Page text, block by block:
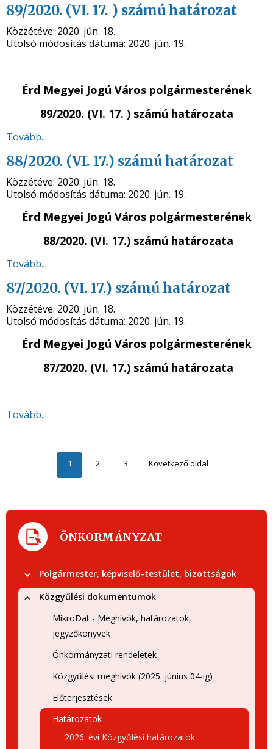
89/2020. (VI. 17. ) számú határozat
Közzétéve: 2020. jún. 18.
Utolsó módosítás dátuma: 2020. jún. 19.
Érd Megyei Jogú Város polgármesterének
89/2020. (VI. 17. ) számú határozata
Tovább...
88/2020. (VI. 17.) számú határozat
Közzétéve: 2020. jún. 18.
Utolsó módosítás dátuma: 2020. jún. 19.
Érd Megyei Jogú Város polgármesterének
88/2020. (VI. 17.) számú határozata
Tovább...
87/2020. (VI. 17.) számú határozat
Közzétéve: 2020. jún. 18.
Utolsó módosítás dátuma: 2020. jún. 19.
Érd Megyei Jogú Város polgármesterének
87/2020. (VI. 17.) számú határozata
Tovább...
1 2 3 Következő oldal
ÖNKORMÁNYZAT
Polgármester, képviselő-testület, bizottságok
Közgyűlési dokumentumok
MikroDat - Meghívók, határozatok,
jegyzőkönyvek
Önkormányzati rendeletek
Közgyűlési meghívók (2025. június 04-ig)
Előterjesztések
Határozatok
2026. évi Közgyűlési határozatok